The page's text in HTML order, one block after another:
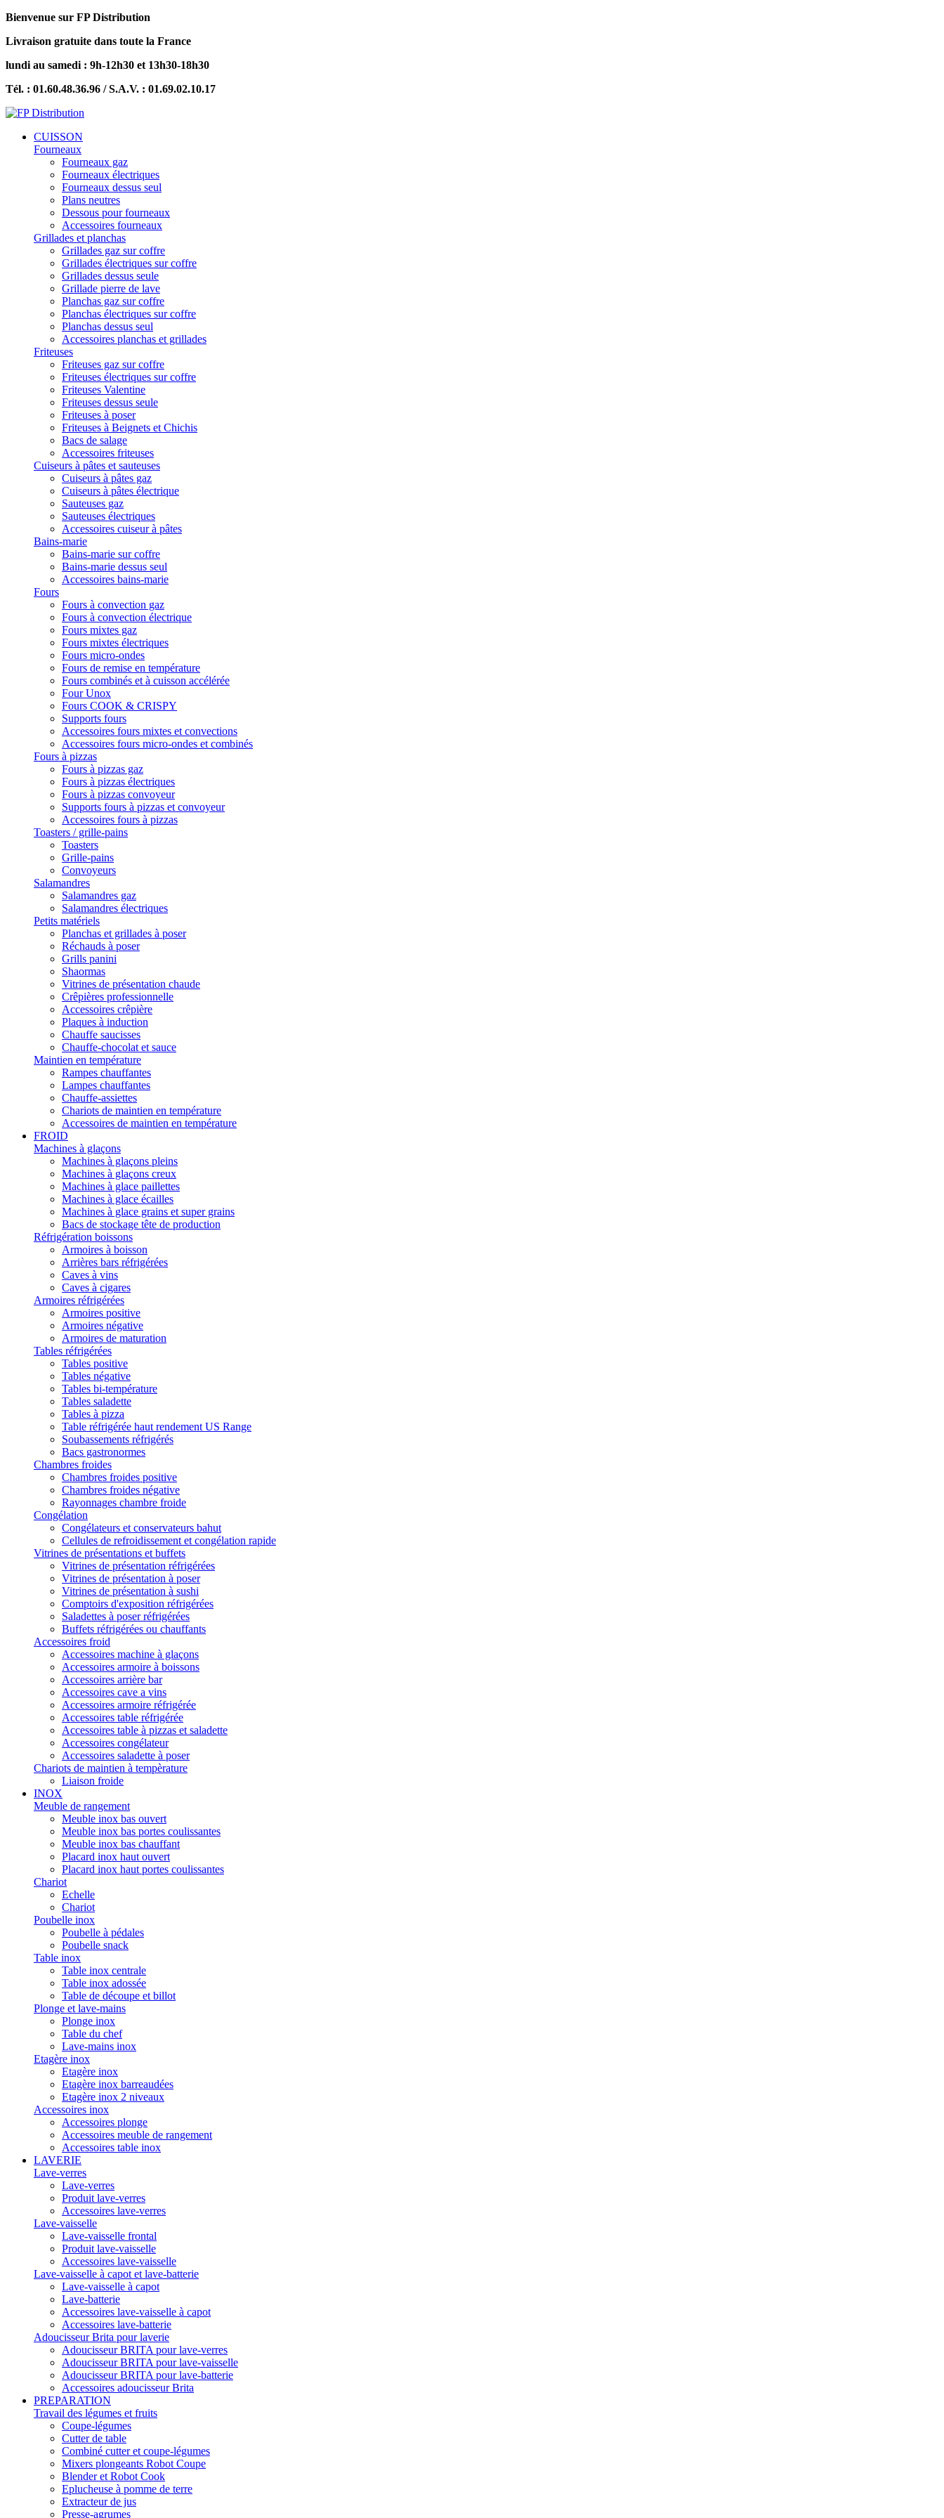
Bienvenue sur FP Distribution
Livraison gratuite dans toute la France
lundi au samedi : 9h-12h30 et 13h30-18h30
Tél. : 01.60.48.36.96 / S.A.V. : 01.69.02.10.17
CUISSON
Fourneaux
Fourneaux gaz
Fourneaux électriques
Fourneaux dessus seul
Plans neutres
Dessous pour fourneaux
Accessoires fourneaux
Grillades et planchas
Grillades gaz sur coffre
Grillades électriques sur coffre
Grillades dessus seule
Grillade pierre de lave
Planchas gaz sur coffre
Planchas électriques sur coffre
Planchas dessus seul
Accessoires planchas et grillades
Friteuses
Friteuses gaz sur coffre
Friteuses électriques sur coffre
Friteuses Valentine
Friteuses dessus seule
Friteuses à poser
Friteuses à Beignets et Chichis
Bacs de salage
Accessoires friteuses
Cuiseurs à pâtes et sauteuses
Cuiseurs à pâtes gaz
Cuiseurs à pâtes électrique
Sauteuses gaz
Sauteuses électriques
Accessoires cuiseur à pâtes
Bains-marie
Bains-marie sur coffre
Bains-marie dessus seul
Accessoires bains-marie
Fours
Fours à convection gaz
Fours à convection électrique
Fours mixtes gaz
Fours mixtes électriques
Fours micro-ondes
Fours de remise en température
Fours combinés et à cuisson accélérée
Four Unox
Fours COOK & CRISPY
Supports fours
Accessoires fours mixtes et convections
Accessoires fours micro-ondes et combinés
Fours à pizzas
Fours à pizzas gaz
Fours à pizzas électriques
Fours à pizzas convoyeur
Supports fours à pizzas et convoyeur
Accessoires fours à pizzas
Toasters / grille-pains
Toasters
Grille-pains
Convoyeurs
Salamandres
Salamandres gaz
Salamandres électriques
Petits matériels
Planchas et grillades à poser
Réchauds à poser
Grills panini
Shaormas
Vitrines de présentation chaude
Crêpières professionnelle
Accessoires crêpière
Plaques à induction
Chauffe saucisses
Chauffe-chocolat et sauce
Maintien en température
Rampes chauffantes
Lampes chauffantes
Chauffe-assiettes
Chariots de maintien en température
Accessoires de maintien en température
FROID
Machines à glaçons
Machines à glaçons pleins
Machines à glaçons creux
Machines à glace paillettes
Machines à glace écailles
Machines à glace grains et super grains
Bacs de stockage tête de production
Réfrigération boissons
Armoires à boisson
Arrières bars réfrigérées
Caves à vins
Caves à cigares
Armoires réfrigérées
Armoires positive
Armoires négative
Armoires de maturation
Tables réfrigérées
Tables positive
Tables négative
Tables bi-température
Tables saladette
Tables à pizza
Table réfrigérée haut rendement US Range
Soubassements réfrigérés
Bacs gastronormes
Chambres froides
Chambres froides positive
Chambres froides négative
Rayonnages chambre froide
Congélation
Congélateurs et conservateurs bahut
Cellules de refroidissement et congélation rapide
Vitrines de présentations et buffets
Vitrines de présentation réfrigérées
Vitrines de présentation à poser
Vitrines de présentation à sushi
Comptoirs d'exposition réfrigérées
Saladettes à poser réfrigérées
Buffets réfrigérées ou chauffants
Accessoires froid
Accessoires machine à glaçons
Accessoires armoire à boissons
Accessoires arrière bar
Accessoires cave a vins
Accessoires armoire réfrigérée
Accessoires table réfrigérée
Accessoires table à pizzas et saladette
Accessoires congélateur
Accessoires saladette à poser
Chariots de maintien à tempèrature
Liaison froide
INOX
Meuble de rangement
Meuble inox bas ouvert
Meuble inox bas portes coulissantes
Meuble inox bas chauffant
Placard inox haut ouvert
Placard inox haut portes coulissantes
Chariot
Echelle
Chariot
Poubelle inox
Poubelle à pédales
Poubelle snack
Table inox
Table inox centrale
Table inox adossée
Table de découpe et billot
Plonge et lave-mains
Plonge inox
Table du chef
Lave-mains inox
Etagère inox
Etagère inox
Etagère inox barreaudées
Etagère inox 2 niveaux
Accessoires inox
Accessoires plonge
Accessoires meuble de rangement
Accessoires table inox
LAVERIE
Lave-verres
Lave-verres
Produit lave-verres
Accessoires lave-verres
Lave-vaisselle
Lave-vaisselle frontal
Produit lave-vaisselle
Accessoires lave-vaisselle
Lave-vaisselle à capot et lave-batterie
Lave-vaisselle à capot
Lave-batterie
Accessoires lave-vaisselle à capot
Accessoires lave-batterie
Adoucisseur Brita pour laverie
Adoucisseur BRITA pour lave-verres
Adoucisseur BRITA pour lave-vaisselle
Adoucisseur BRITA pour lave-batterie
Accessoires adoucisseur Brita
PREPARATION
Travail des légumes et fruits
Coupe-légumes
Cutter de table
Combiné cutter et coupe-légumes
Mixers plongeants Robot Coupe
Blender et Robot Cook
Eplucheuse à pomme de terre
Extracteur de jus
Presse-agrumes